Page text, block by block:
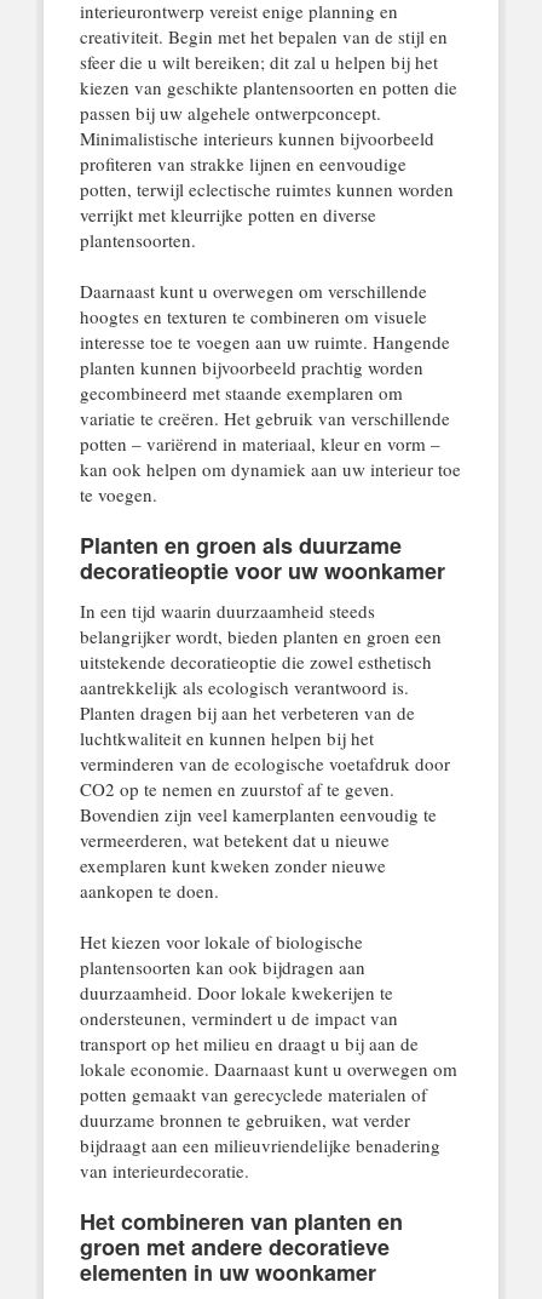
interieurontwerp vereist enige planning en
creativiteit. Begin met het bepalen van de stijl en
sfeer die u wilt bereiken; dit zal u helpen bij het
kiezen van geschikte plantensoorten en potten die
passen bij uw algehele ontwerpconcept.
Minimalistische interieurs kunnen bijvoorbeeld
profiteren van strakke lijnen en eenvoudige
potten, terwijl eclectische ruimtes kunnen worden
verrijkt met kleurrijke potten en diverse
plantensoorten.
Daarnaast kunt u overwegen om verschillende
hoogtes en texturen te combineren om visuele
interesse toe te voegen aan uw ruimte. Hangende
planten kunnen bijvoorbeeld prachtig worden
gecombineerd met staande exemplaren om
variatie te creëren. Het gebruik van verschillende
potten – variërend in materiaal, kleur en vorm –
kan ook helpen om dynamiek aan uw interieur toe
te voegen.
Planten en groen als duurzame
decoratieoptie voor uw woonkamer
In een tijd waarin duurzaamheid steeds
belangrijker wordt, bieden planten en groen een
uitstekende decoratieoptie die zowel esthetisch
aantrekkelijk als ecologisch verantwoord is.
Planten dragen bij aan het verbeteren van de
luchtkwaliteit en kunnen helpen bij het
verminderen van de ecologische voetafdruk door
CO2 op te nemen en zuurstof af te geven.
Bovendien zijn veel kamerplanten eenvoudig te
vermeerderen, wat betekent dat u nieuwe
exemplaren kunt kweken zonder nieuwe
aankopen te doen.
Het kiezen voor lokale of biologische
plantensoorten kan ook bijdragen aan
duurzaamheid. Door lokale kwekerijen te
ondersteunen, vermindert u de impact van
transport op het milieu en draagt u bij aan de
lokale economie. Daarnaast kunt u overwegen om
potten gemaakt van gerecyclede materialen of
duurzame bronnen te gebruiken, wat verder
bijdraagt aan een milieuvriendelijke benadering
van interieurdecoratie.
Het combineren van planten en
groen met andere decoratieve
elementen in uw woonkamer